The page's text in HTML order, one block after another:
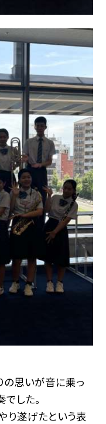
の思いが音に乗っ
した。
り遂げたという表